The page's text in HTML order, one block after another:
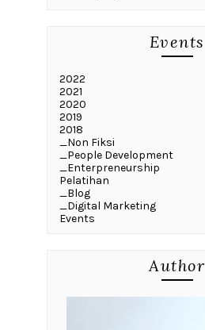
Events
2022
2021
2020
2019
2018
_Non Fiksi
_People Development
_Enterpreneurship
Pelatihan
_Blog
_Digital Marketing
Events
Author